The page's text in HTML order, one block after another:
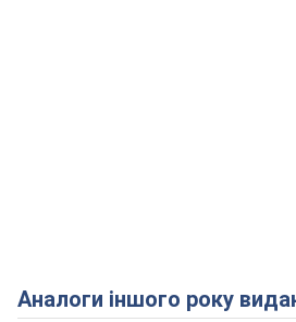
Аналоги іншого року